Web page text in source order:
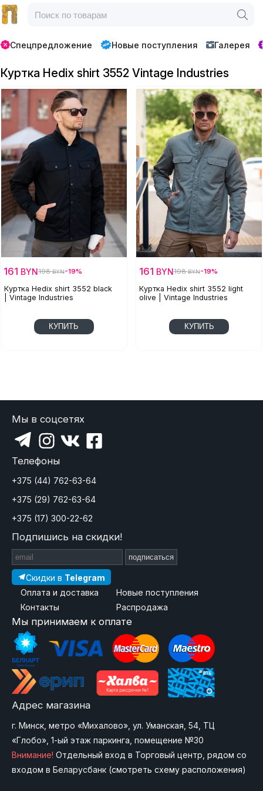
Спецпредложение Новые поступления Галерея
Куртка Hedix shirt 3552 Vintage Industries
Куртка Hedix shirt 3552 black
| Vintage Industries
161 BYN198BYN-19%
КУПИТЬ
Куртка Hedix shirt 3552 light
olive | Vintage Industries
161 BYN198BYN-19%
КУПИТЬ
Мы в соцсетях
Телефоны
+375 (44) 762-63-64
+375 (29) 762-63-64
+375 (17) 300-22-62
Подпишись на скидки!
подписаться
Скидки в Telegram
Оплата и доставка
Контакты
Новые поступления
Распродажа
Мы принимаем к оплате
Адрес магазина
г. Минск, метро «Михалово», ул. Уманская, 54, ТЦ
«Глобо», 1-ый этаж паркинга, помещение №30
Внимание! Отдельный вход в Торговый центр, рядом со
входом в Беларусбанк (смотреть схему расположения)